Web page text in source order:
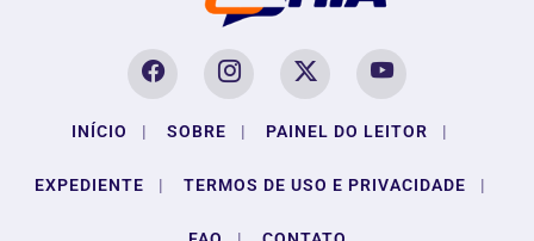
INÍCIO | SOBRE | PAINEL DO LEITOR |
EXPEDIENTE | TERMOS DE USO E PRIVACIDADE |